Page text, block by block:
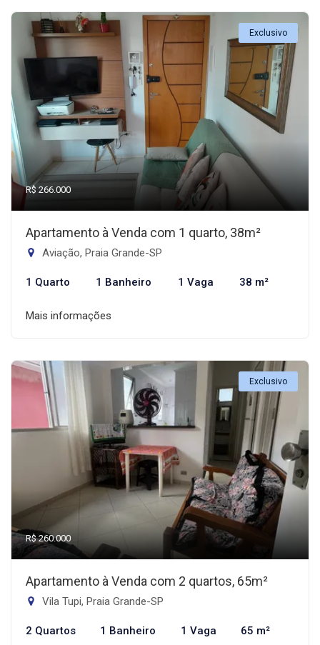
Exclusivo
R$ 266.000
Apartamento à Venda com 1 quarto, 38m²
Aviação, Praia Grande-SP
1 Quarto 1 Banheiro 1 Vaga 38 m²
Mais informações
Exclusivo
R$ 260.000
Apartamento à Venda com 2 quartos, 65m²
Vila Tupi, Praia Grande-SP
2 Quartos 1 Banheiro 1 Vaga 65 m²